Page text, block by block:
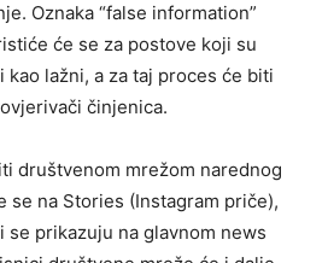
Oznaka “false information”
će se za postove koji su
lažni, a za taj proces će biti
činjenica.
društvenom mrežom narednog
se na Stories (Instagram priče),
se prikazuju na glavnom news